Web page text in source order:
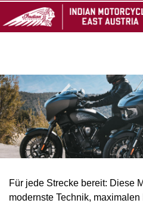
Für jede Strecke bereit: Diese
modernste Technik,